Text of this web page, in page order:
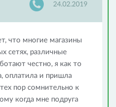
24.02.2019
что многие магазины
сетях, различные
честно, я как то
оплатила и пришла
тех пор сомнительно к
когда мне подруга